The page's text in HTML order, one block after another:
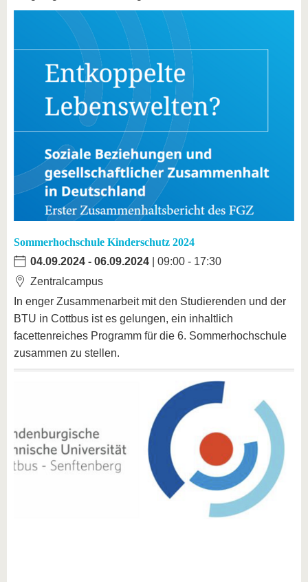
Sommerhochschule Kinderschutz 2024
04.09.2024 - 06.09.2024 | 09:00 - 17:30
Zentralcampus
In enger Zusammenarbeit mit den Studierenden und der
BTU in Cottbus ist es gelungen, ein inhaltlich
facettenreiches Programm für die 6. Sommerhochschule
zusammen zu stellen.